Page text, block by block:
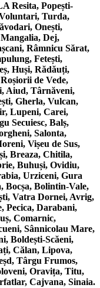
Resita, Popești-
Turda,
Onești,
Dej,
Râmnicu Sărat,
Fetești,
Huși, Rădăuți,
de Vede,
Aiud, Târnăveni,
Gherla, Vulcan,
Lupeni, Carei,
Secuiesc, Balș,
Salonta,
Vișeu de Sus,
Breaza, Chitila,
Buhuși, Ovidiu,
Urziceni, Gura
Bocșa, Bolintin-Vale,
Vatra Dornei, Avrig,
Pecica, Darabani,
Comarnic,
Sânnicolau Mare,
Boldești-Scăeni,
Călan, Lipova,
Târgu Frumos,
Oravița, Titu,
Cajvana, Sinaia.